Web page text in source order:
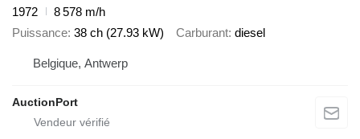
1972
8 578 m/h
Puissance 38 ch (27.93 kW) Carburant diesel
Belgique, Antwerp
AuctionPort